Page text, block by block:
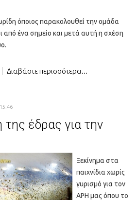
όποιος παρακολουθεί την ομάδα
από ένα σημείο και μετά αυτή η σχέση
Διαβάστε περισσότερα...
έδρας για την
Ξεκίνημα στα
παιχνίδια χωρίς
γυρισμό για τον
ΑΡΗ μας όπου το